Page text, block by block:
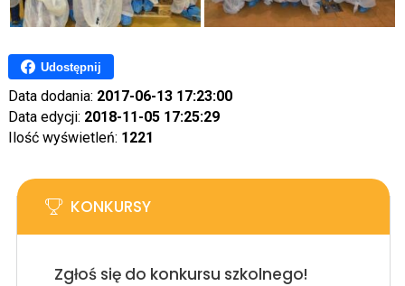
Udostępnij
Data dodania: 2017-06-13 17:23:00
Data edycji: 2018-11-05 17:25:29
Ilość wyświetleń: 1221
KONKURSY
Zgłoś się do konkursu szkolnego!